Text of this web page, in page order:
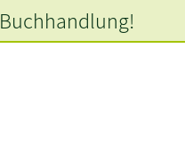
Buchhandlung!